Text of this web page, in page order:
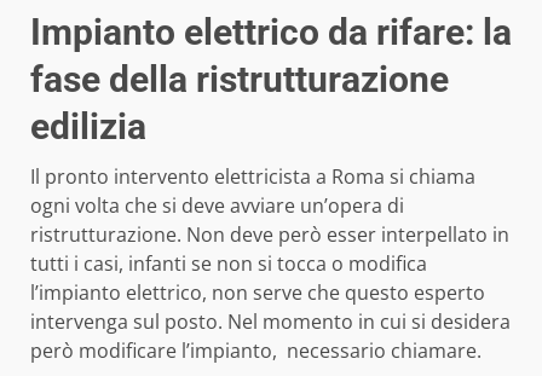
Impianto elettrico da rifare: la
fase della ristrutturazione
edilizia
Il pronto intervento elettricista a Roma si chiama
ogni volta che si deve avviare un’opera di
ristrutturazione. Non deve però esser interpellato in
tutti i casi, infanti se non si tocca o modifica
l’impianto elettrico, non serve che questo esperto
intervenga sul posto. Nel momento in cui si desidera
però modificare l’impianto, necessario chiamare.